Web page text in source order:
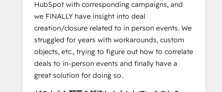
HubSpot with corresponding campaigns, and
we FINALLY have insight into deal
creation/closure related to in person events. We
struggled for years with workarounds, custom
objects, etc., trying to figure out how to correlate
deals to in-person events and finally have a
great solution for doing so.